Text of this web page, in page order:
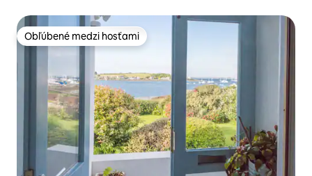
Obľúbené medzi hosťami
Obľúbené medzi hosťami